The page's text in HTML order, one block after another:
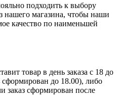
подходить к выбору
нашего магазина, чтобы наши
качество по наименьшей
товар в день заказа с 18 до
сформирован до 18.00), либо
заказ сформирован после